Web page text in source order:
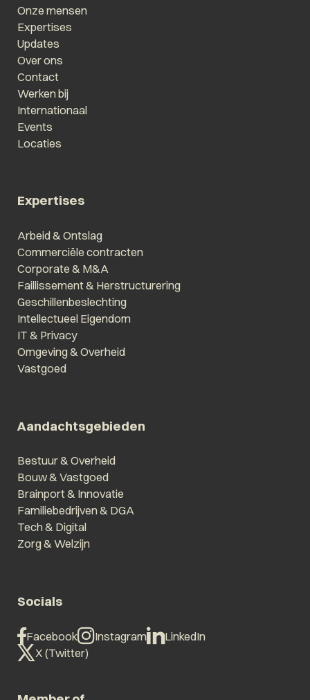
Onze mensen
Expertises
Updates
Over ons
Contact
Werken bij
Internationaal
Events
Locaties
Expertises
Arbeid & Ontslag
Commerciële contracten
Corporate & M&A
Faillissement & Herstructurering
Geschillenbeslechting
Intellectueel Eigendom
IT & Privacy
Omgeving & Overheid
Vastgoed
Aandachtsgebieden
Bestuur & Overheid
Bouw & Vastgoed
Brainport & Innovatie
Familiebedrijven & DGA
Tech & Digital
Zorg & Welzijn
Socials
Facebook Instagram
LinkedIn
X (Twitter)